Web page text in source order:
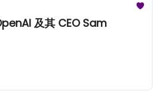
及其 CEO Sam